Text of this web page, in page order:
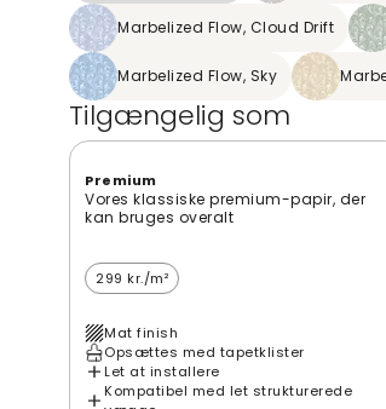
Marbelized Flow, Cloud Drift
Marbelized Flow, Sky
Tilgængelig som
Premium
Vores klassiske premium-papir, der
kan bruges overalt
299 kr./m²
Mat finish
Opsættes med tapetklister
Let at installere
Kompatibel med let strukturerede